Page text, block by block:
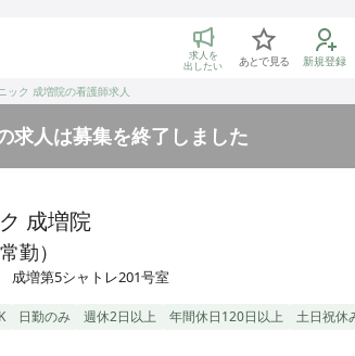
マッチング
求人を
出したい あとで見る 新規登録
ック 成増院の看護師求人
求人は募集を終了しました
成増院
勤）
増第5シャトレ201号室
日勤のみ 週休2日以上 年間休日120日以上
土日祝休